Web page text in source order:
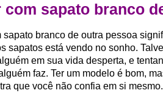
com sapato branco
sapato branco de outra pessoa
sapatos está vendo no sonho.
em sua vida desperta, e
faz. Ter um modelo é bom,
que você não confia em si mesmo.